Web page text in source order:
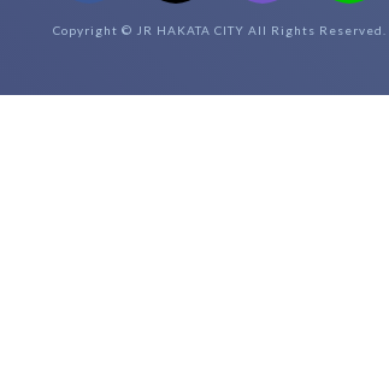
Copyright © JR HAKATA CITY All Rights Reserved.